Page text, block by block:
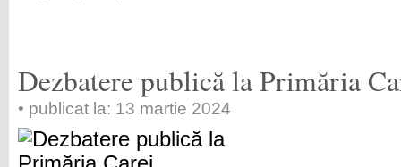
Dezbatere publică la Primăria
• publicat la: 13 martie 2024